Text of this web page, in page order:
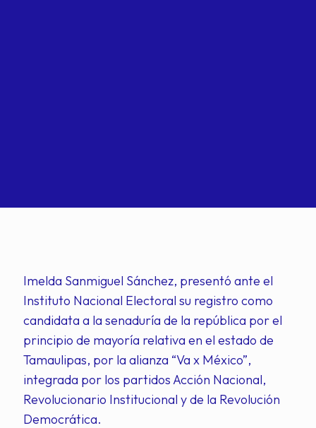
Imelda Sanmiguel Sánchez, presentó ante el
Instituto Nacional Electoral su registro como
candidata a la senaduría de la república por el
principio de mayoría relativa en el estado de
Tamaulipas, por la alianza “Va x México”,
integrada por los partidos Acción Nacional,
Revolucionario Institucional y de la Revolución
Democrática.